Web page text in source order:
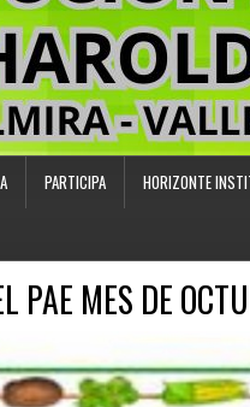
PARTICIPA HORIZONTE
PAE MES DE